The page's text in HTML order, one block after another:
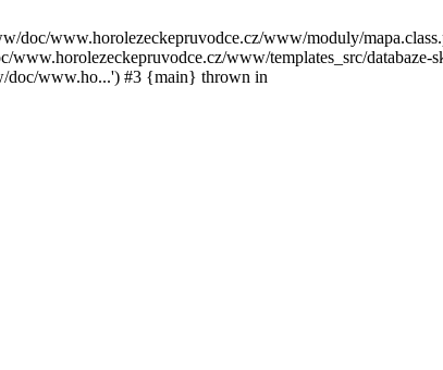
doc/www.horolezeckepruvodce.cz/www/moduly/
www/templates_src/databaze-
doc/www.ho...') #3 {main} thrown in